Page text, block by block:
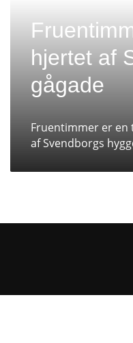
hjertet af
gågade
Fruentimmer er
af Svendborgs